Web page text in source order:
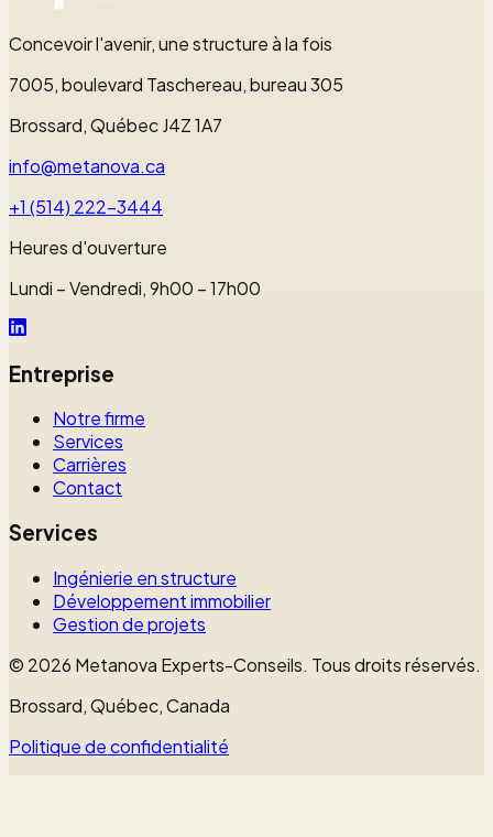
Concevoir l'avenir, une structure à la fois
7005, boulevard Taschereau, bureau 305
Brossard, Québec J4Z 1A7
info@metanova.ca
+1 (514) 222-3444
Heures d'ouverture
Lundi – Vendredi, 9h00 – 17h00
Entreprise
Notre firme
Services
Carrières
Contact
Services
Ingénierie en structure
Développement immobilier
Gestion de projets
© 2026 Metanova Experts-Conseils. Tous droits réservés.
Brossard, Québec, Canada
Politique de confidentialité